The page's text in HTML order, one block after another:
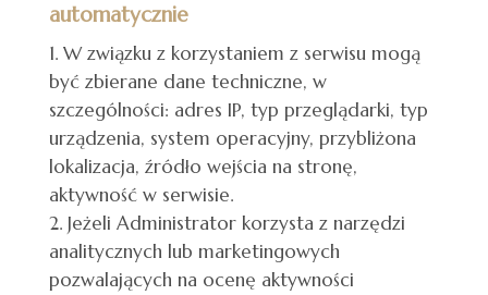
automatycznie
W związku z korzystaniem z serwisu mogą
być zbierane dane techniczne, w
szczególności: adres IP, typ przeglądarki, typ
urządzenia, system operacyjny, przybliżona
lokalizacja, źródło wejścia na stronę,
aktywność w serwisie.
Jeżeli Administrator korzysta z narzędzi
analitycznych lub marketingowych
pozwalających na ocenę aktywności